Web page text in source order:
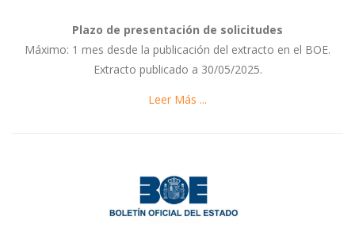
Plazo de presentación de solicitudes
Máximo: 1 mes desde la publicación del extracto en el BOE.
Extracto publicado a 30/05/2025.
Leer Más ...